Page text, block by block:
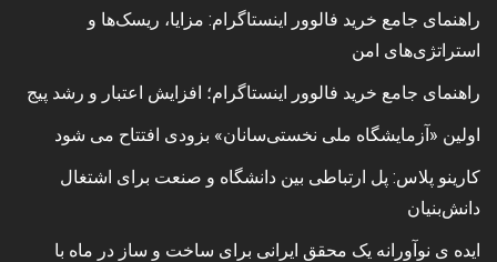
راهنمای جامع خرید فالوور اینستاگرام: مزایا، ریسک‌ها و
استراتژی‌های امن
راهنمای جامع خرید فالوور اینستاگرام؛ افزایش اعتبار و رشد پیج
اولین «آزمایشگاه ملی نخستی‌سانان» بزودی افتتاح می شود
کارینو پلاس: پل ارتباطی بین دانشگاه و صنعت برای اشتغال
دانش‌بنیان
ایده ی نوآورانه یک محقق ایرانی برای ساخت و ساز در ماه با